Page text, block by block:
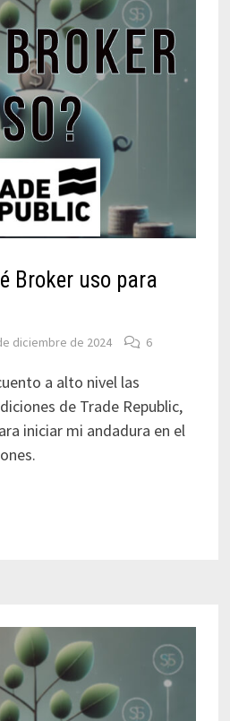
Broker uso para
diciembre de 2024 6
a alto nivel las
de Trade Republic,
iniciar mi andadura en el